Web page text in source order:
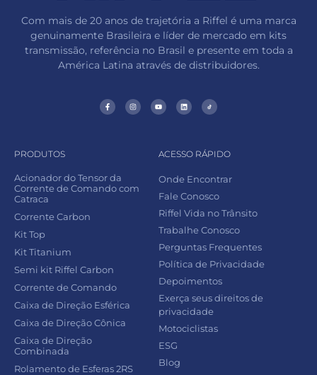
Com mais de 20 anos de trajetória a Riffel é uma marca
genuinamente Brasileira e líder de mercado em kits
transmissão, referência no Brasil e presente em toda a
América Latina através de distribuidores.
PRODUTOS
Acionador do Tensor da
Corrente de Comando com
Catraca
Corrente Carbon
Kit Top
Kit Titanium
Semi kit Riffel Carbon
Corrente de Comando
Caixa de Direção Esférica
Caixa de Direção Cônica
Caixa de Direção
Combinada
Rolamento de Esferas 2RS
ACESSO RÁPIDO
Onde Encontrar
Fale Conosco
Riffel Vida no Trânsito
Trabalhe Conosco
Perguntas Frequentes
Política de Privacidade
Depoimentos
Exerça seus direitos de
privacidade
Motociclistas
ESG
Blog